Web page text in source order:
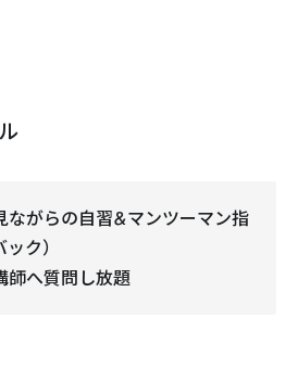
ながらの自習&マンツーマン指
ク）
師へ質問し放題